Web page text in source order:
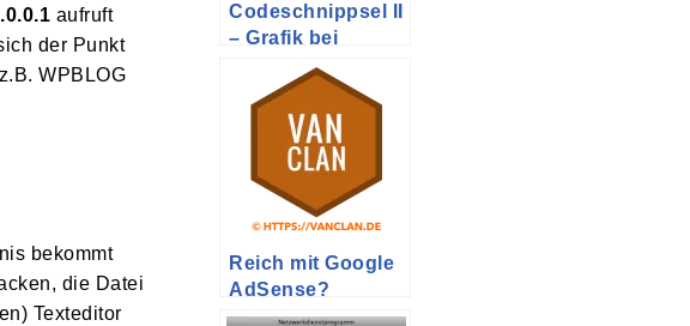
aufruft
der Punkt
WPBLOG
bekommt
die Datei
Texteditor
Codeschnippsel II
– Grafik bei
aktuellstem
Beitrag anzeigen
Reich mit Google
AdSense?